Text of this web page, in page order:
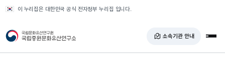
이 누리집은 대한민국 공식 전자정부 누리집 입니다.
국가유산청 국립중원문화유산연구소 소속기관 안내 전